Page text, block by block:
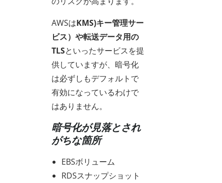
AWSはKMS)キー管理サー
ビス） や転送データ用の
TLSといったサービスを提
供していますが、暗号化
は必ずしもデフォルトで
有効になっているわけで
はありません。
暗号化が見落とされ
がちな箇所
EBSボリューム
RDSスナップショット